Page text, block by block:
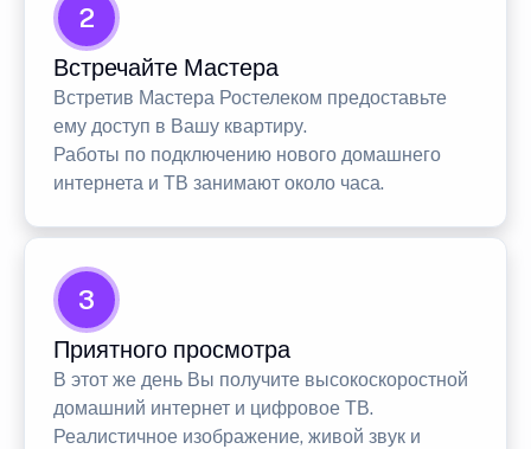
2
Встречайте Мастера
Встретив Мастера Ростелеком предоставьте
ему доступ в Вашу квартиру.
Работы по подключению нового домашнего
интернета и ТВ занимают около часа.
3
Приятного просмотра
В этот же день Вы получите высокоскоростной
домашний интернет и цифровое ТВ.
Реалистичное изображение, живой звук и